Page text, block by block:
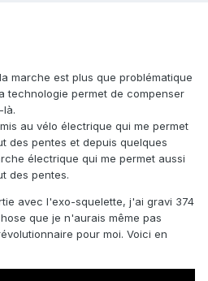
marche est plus que problématique
technologie permet de compenser
là.
au vélo électrique qui me permet
des pentes et depuis quelques
électrique qui me permet aussi
des pentes.
avec l'exo-squelette, j'ai gravi 374
que je n'aurais même pas
pour moi. Voici en